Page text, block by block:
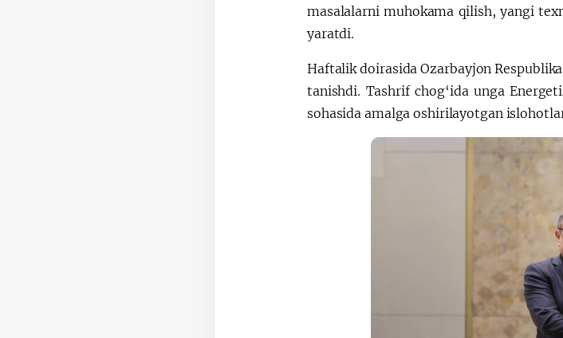
masalalarni muhokama qilish, yangi
yaratdi.
Haftalik doirasida Ozarbayjon
tanishdi. Tashrif chog‘ida unga
sohasida amalga oshirilayotgan